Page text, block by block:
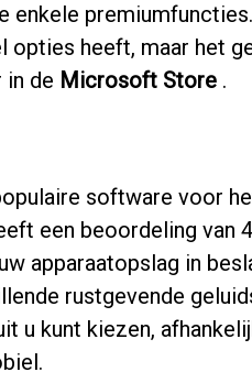
enkele
heeft, maar het
de Microsoft Store.
software voor
een beoordeling van
apparaatopslag in
rustgevende
u kunt kiezen,